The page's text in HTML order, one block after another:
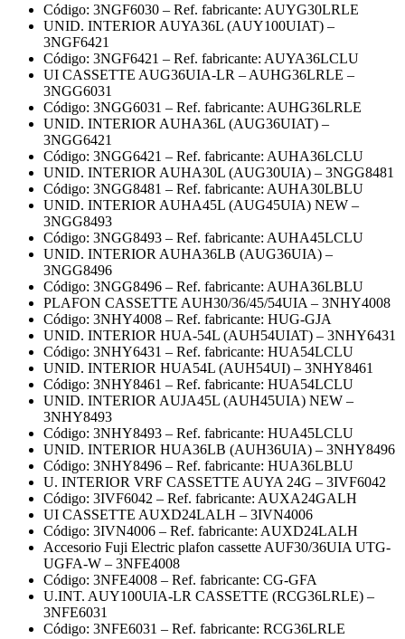
Código: 3NGF6030 – Ref. fabricante: AUYG30LRLE
UNID. INTERIOR AUYA36L (AUY100UIAT) –
3NGF6421
Código: 3NGF6421 – Ref. fabricante: AUYA36LCLU
UI CASSETTE AUG36UIA-LR – AUHG36LRLE –
3NGG6031
Código: 3NGG6031 – Ref. fabricante: AUHG36LRLE
UNID. INTERIOR AUHA36L (AUG36UIAT) –
3NGG6421
Código: 3NGG6421 – Ref. fabricante: AUHA36LCLU
UNID. INTERIOR AUHA30L (AUG30UIA) – 3NGG8481
Código: 3NGG8481 – Ref. fabricante: AUHA30LBLU
UNID. INTERIOR AUHA45L (AUG45UIA) NEW –
3NGG8493
Código: 3NGG8493 – Ref. fabricante: AUHA45LCLU
UNID. INTERIOR AUHA36LB (AUG36UIA) –
3NGG8496
Código: 3NGG8496 – Ref. fabricante: AUHA36LBLU
PLAFON CASSETTE AUH30/36/45/54UIA – 3NHY4008
Código: 3NHY4008 – Ref. fabricante: HUG-GJA
UNID. INTERIOR HUA-54L (AUH54UIAT) – 3NHY6431
Código: 3NHY6431 – Ref. fabricante: HUA54LCLU
UNID. INTERIOR HUA54L (AUH54UI) – 3NHY8461
Código: 3NHY8461 – Ref. fabricante: HUA54LCLU
UNID. INTERIOR AUJA45L (AUH45UIA) NEW –
3NHY8493
Código: 3NHY8493 – Ref. fabricante: HUA45LCLU
UNID. INTERIOR HUA36LB (AUH36UIA) – 3NHY8496
Código: 3NHY8496 – Ref. fabricante: HUA36LBLU
U. INTERIOR VRF CASSETTE AUYA 24G – 3IVF6042
Código: 3IVF6042 – Ref. fabricante: AUXA24GALH
UI CASSETTE AUXD24LALH – 3IVN4006
Código: 3IVN4006 – Ref. fabricante: AUXD24LALH
Accesorio Fuji Electric plafon cassette AUF30/36UIA UTG-
UGFA-W – 3NFE4008
Código: 3NFE4008 – Ref. fabricante: CG-GFA
U.INT. AUY100UIA-LR CASSETTE (RCG36LRLE) –
3NFE6031
Código: 3NFE6031 – Ref. fabricante: RCG36LRLE